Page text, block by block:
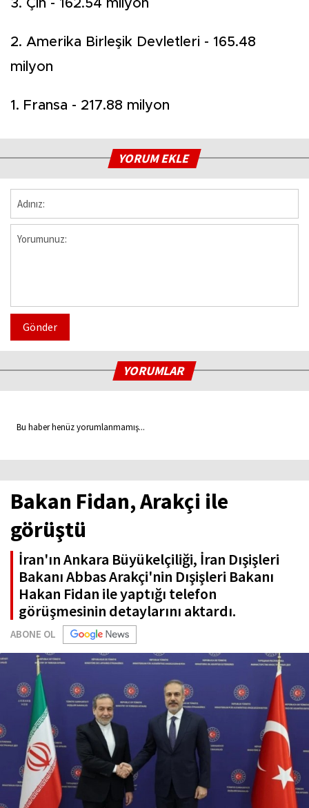
3. Çin - 162.54 milyon
2. Amerika Birleşik Devletleri - 165.48
milyon
1. Fransa - 217.88 milyon
YORUM EKLE
Gönder
YORUMLAR
Bu haber henüz yorumlanmamış...
Bakan Fidan, Arakçi ile
görüştü
İran'ın Ankara Büyükelçiliği, İran Dışişleri
Bakanı Abbas Arakçi'nin Dışişleri Bakanı
Hakan Fidan ile yaptığı telefon
görüşmesinin detaylarını aktardı.
ABONE OL